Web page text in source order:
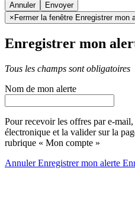
Annuler
× Fermer la fenêtre Enregistrer mon
Enregistrer mon
Tous les champs sont obligatoires
Nom de mon alerte
Pour recevoir les offres par e-
électronique et la valider sur la
rubrique « Mon compte »
AnnulerEnregistrer mon alerte